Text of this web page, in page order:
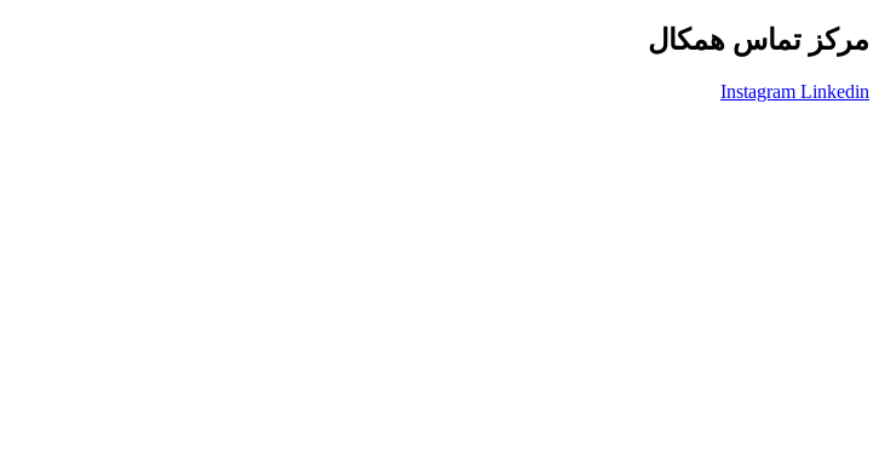
مرکز تماس همکال
Instagram Linkedin